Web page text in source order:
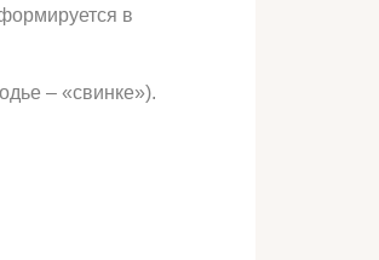
в
– «свинке»).